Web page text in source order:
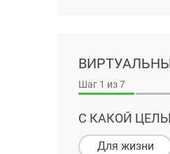
Шаг 1 из 7
С КАКОЙ
Для жизни